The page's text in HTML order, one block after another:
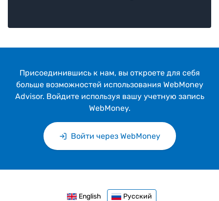
Присоединившись к нам, вы откроeте для себя
больше возможностей использования WebMoney
Advisor. Войдите используя вашу учетную запись
WebMoney.
Войти через WebMoney
English Русский